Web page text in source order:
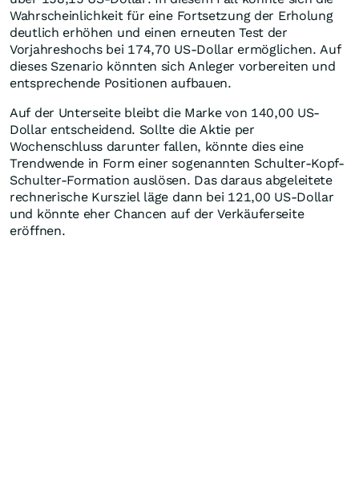
Wahrscheinlichkeit für eine Fortsetzung der Erholung
deutlich erhöhen und einen erneuten Test der
Vorjahreshochs bei 174,70 US-Dollar ermöglichen. Auf
dieses Szenario könnten sich Anleger vorbereiten und
entsprechende Positionen aufbauen.
Auf der Unterseite bleibt die Marke von 140,00 US-
Dollar entscheidend. Sollte die Aktie per
Wochenschluss darunter fallen, könnte dies eine
Trendwende in Form einer sogenannten Schulter-Kopf-
Schulter-Formation auslösen. Das daraus abgeleitete
rechnerische Kursziel läge dann bei 121,00 US-Dollar
und könnte eher Chancen auf der Verkäuferseite
eröffnen.